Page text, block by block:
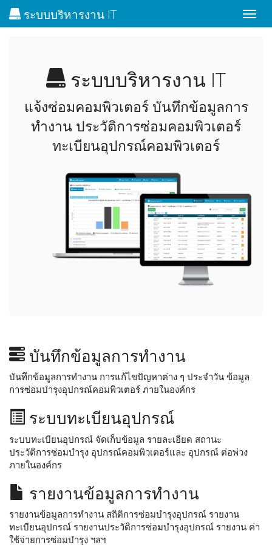
Toggle
ระบบบริหารงาน IT
ระบบบริหารงาน IT
แจ้งซ่อมคอมพิวเตอร์ บันทึกข้อมูลการ
ทำงาน ประวัติการซ่อมคอมพิวเตอร์
ทะเบียนอุปกรณ์คอมพิวเตอร์
บันทึกข้อมูลการทำงาน
บันทึกข้อมูลการทำงาน การแก้ไขปัญหาต่าง ๆ ประจำวัน ข้อมูล
การซ่อมบำรุงอุปกรณ์คอมพิวเตอร์ ภายในองค์กร
ระบบทะเบียนอุปกรณ์
ระบบทะเบียนอุปกรณ์ จัดเก็บข้อมูล รายละเอียด สถานะ
ประวัติการซ่อมบำรุง อุปกรณ์คอมพิวเตอร์และ อุปกรณ์ ต่อพ่วง
ภายในองค์กร
รายงานข้อมูลการทำงาน
รายงานข้อมูลการทำงาน สถิติการซ่อมบำรุงอุปกรณ์ รายงาน
ทะเบียนอุปกรณ์ รายงานประวัติการซ่อมบำรุงอุปกรณ์ รายงาน ค่า
ใช้จ่ายการซ่อมบำรุง ฯลฯ